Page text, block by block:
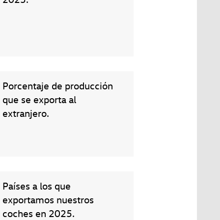
Porcentaje de producción
que se exporta al
extranjero.
Países a los que
exportamos nuestros
coches en 2025.